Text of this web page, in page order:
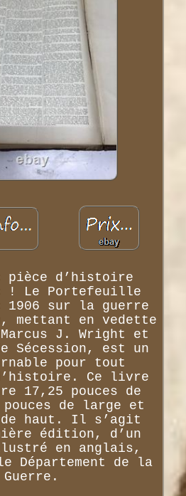
pièce d’histoire
! Le Portefeuille
sur la guerre
mettant en vedette
J. Wright et
Sécession, est un
pour tout
Ce livre
17,25 pouces de
de large et
de haut. Il s’agit
édition, d’un
en anglais,
Département de la
Guerre.